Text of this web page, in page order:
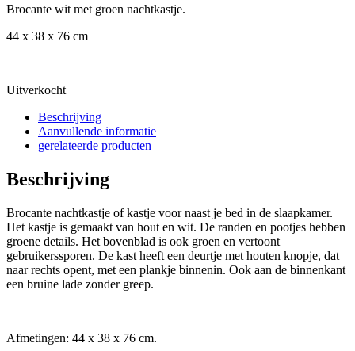
Brocante wit met groen nachtkastje.
44 x 38 x 76 cm
Uitverkocht
Beschrijving
Aanvullende informatie
gerelateerde producten
Beschrijving
Brocante nachtkastje of kastje voor naast je bed in de slaapkamer.
Het kastje is gemaakt van hout en wit. De randen en pootjes hebben
groene details. Het bovenblad is ook groen en vertoont
gebruikerssporen. De kast heeft een deurtje met houten knopje, dat
naar rechts opent, met een plankje binnenin. Ook aan de binnenkant
een bruine lade zonder greep.
Afmetingen: 44 x 38 x 76 cm.